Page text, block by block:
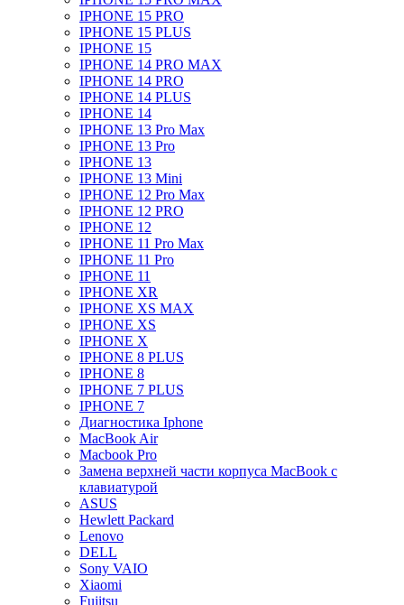
IPHONE 15 PRO
IPHONE 15 PLUS
IPHONE 15
IPHONE 14 PRO MAX
IPHONE 14 PRO
IPHONE 14 PLUS
IPHONE 14
IPHONE 13 Pro Max
IPHONE 13 Pro
IPHONE 13
IPHONE 13 Mini
IPHONE 12 Pro Max
IPHONE 12 PRO
IPHONE 12
IPHONE 11 Pro Max
IPHONE 11 Pro
IPHONE 11
IPHONE XR
IPHONE XS MAX
IPHONE XS
IPHONE X
IPHONE 8 PLUS
IPHONE 8
IPHONE 7 PLUS
IPHONE 7
Диагностика Iphone
MacBook Air
Macbook Pro
Замена верхней части корпуса MacBook с
клавиатурой
ASUS
Hewlett Packard
Lenovo
DELL
Sony VAIO
Xiaomi
Fujitsu